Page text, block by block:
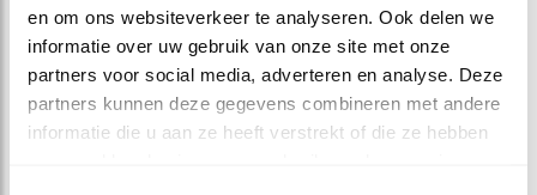
en om ons websiteverkeer te analyseren. Ook delen we
informatie over uw gebruik van onze site met onze
partners voor social media, adverteren en analyse. Deze
partners kunnen deze gegevens combineren met andere
informatie die u aan ze heeft verstrekt of die ze hebben